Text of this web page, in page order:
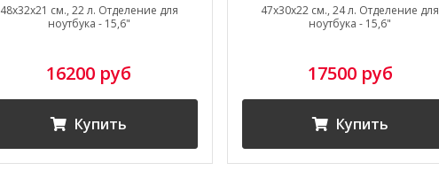
48x32x21 см., 22 л. Отделение для
ноутбука - 15,6"
16200 руб
Купить
47x30x22 см., 24 л. Отделение для
ноутбука - 15,6"
17500 руб
Купить